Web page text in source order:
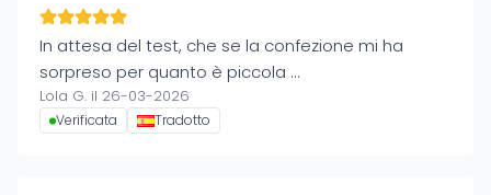
In attesa del test, che se la confezione mi ha
sorpreso per quanto è piccola ...
Lola G. il 26-03-2026
Verificata Tradotto